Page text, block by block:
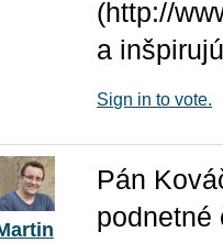
(http://
a
Sign in to vote.
Pán
podnetné